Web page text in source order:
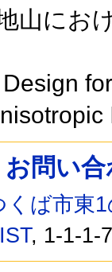
山にお
お問い
くば市東
, 1-1-1-